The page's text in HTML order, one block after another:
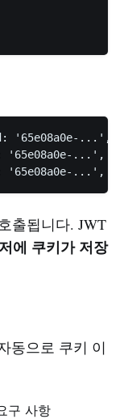
'65e08a0e-...',
'65e08a0e-...',
출됩니다. JWT
에 쿠키가 저장
동으로 쿠키 이
구 사항